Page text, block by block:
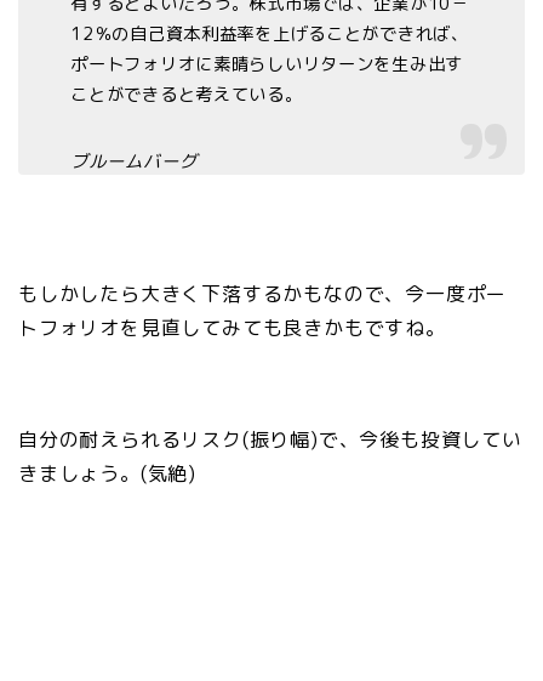
12％の自己資本利益率を上げることができれば、
ポートフォリオに素晴らしいリターンを生み出す
ことができると考えている。
ブルームバーグ
もしかしたら大きく下落するかもなので、今一度ポー
トフォリオを見直してみても良きかもですね。
自分の耐えられるリスク(振り幅)で、今後も投資してい
きましょう。(気絶)